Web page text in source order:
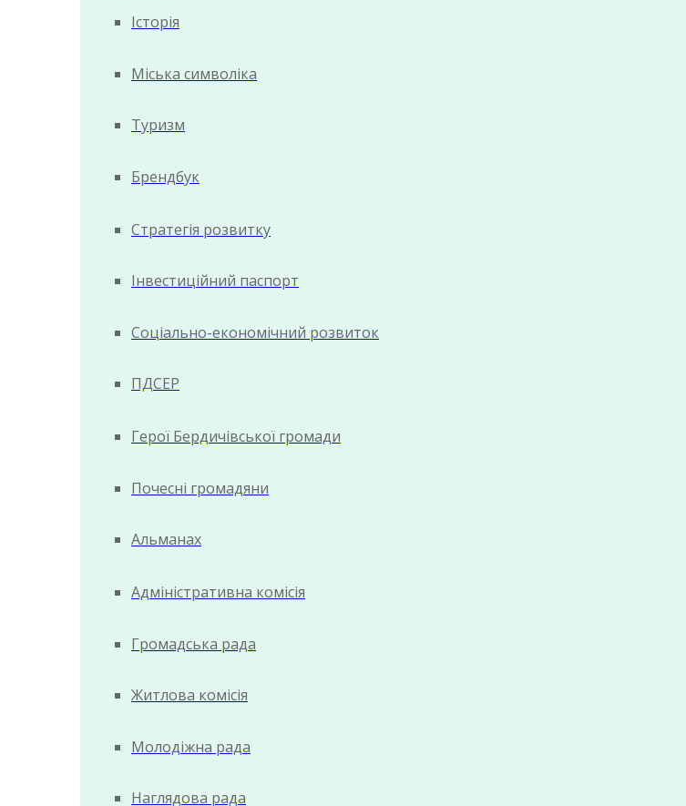
Історія
Міська символіка
Туризм
Брендбук
Стратегія розвитку
Інвестиційний паспорт
Соціально-економічний розвиток
ПДСЕР
Герої Бердичівської громади
Почесні громадяни
Альманах
Адміністративна комісія
Громадська рада
Житлова комісія
Молодіжна рада
Наглядова рада